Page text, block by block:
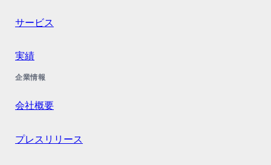
サービス
実績
企業情報
会社概要
プレスリリース